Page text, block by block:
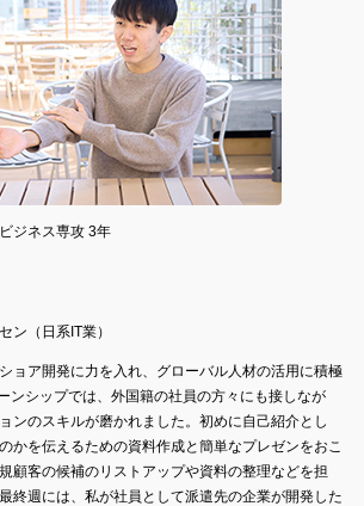
ジネス専攻 3年
ン（日系IT業）
ョア開発に力を入れ、グローバル人材の活用に積極
ンシップでは、外国籍の社員の方々にも接しなが
ンのスキルが磨かれました。初めに自己紹介とし
かを伝えるための資料作成と簡単なプレゼンをおこ
顧客の候補のリストアップや資料の整理などを担
終週には、私が社員として派遣先の企業が開発した